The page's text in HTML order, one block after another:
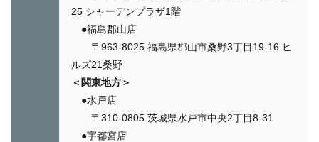
25 シャーデンプラザ1階
●福島郡山店
〒963-8025 福島県郡山市桑野3丁目19-16 ヒ
ルズ21桑野
＜関東地方＞
●水戸店
〒310-0805 茨城県水戸市中央2丁目8-31
●宇都宮店